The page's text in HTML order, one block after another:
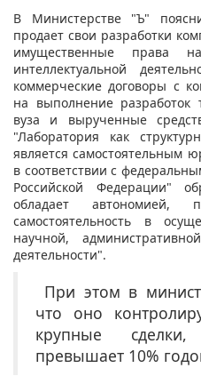
В Министерстве "Ъ"
продает свои разработки
имущественные права
интеллектуальной
коммерческие договоры с
на выполнение
вуза и вырученные
"Лаборатория как
является самостоятельным
в соответствии с
Российской Федерации"
обладает автономией,
самостоятельность в
научной,
деятельности".
При этом в
что оно
крупные
превышает 10%